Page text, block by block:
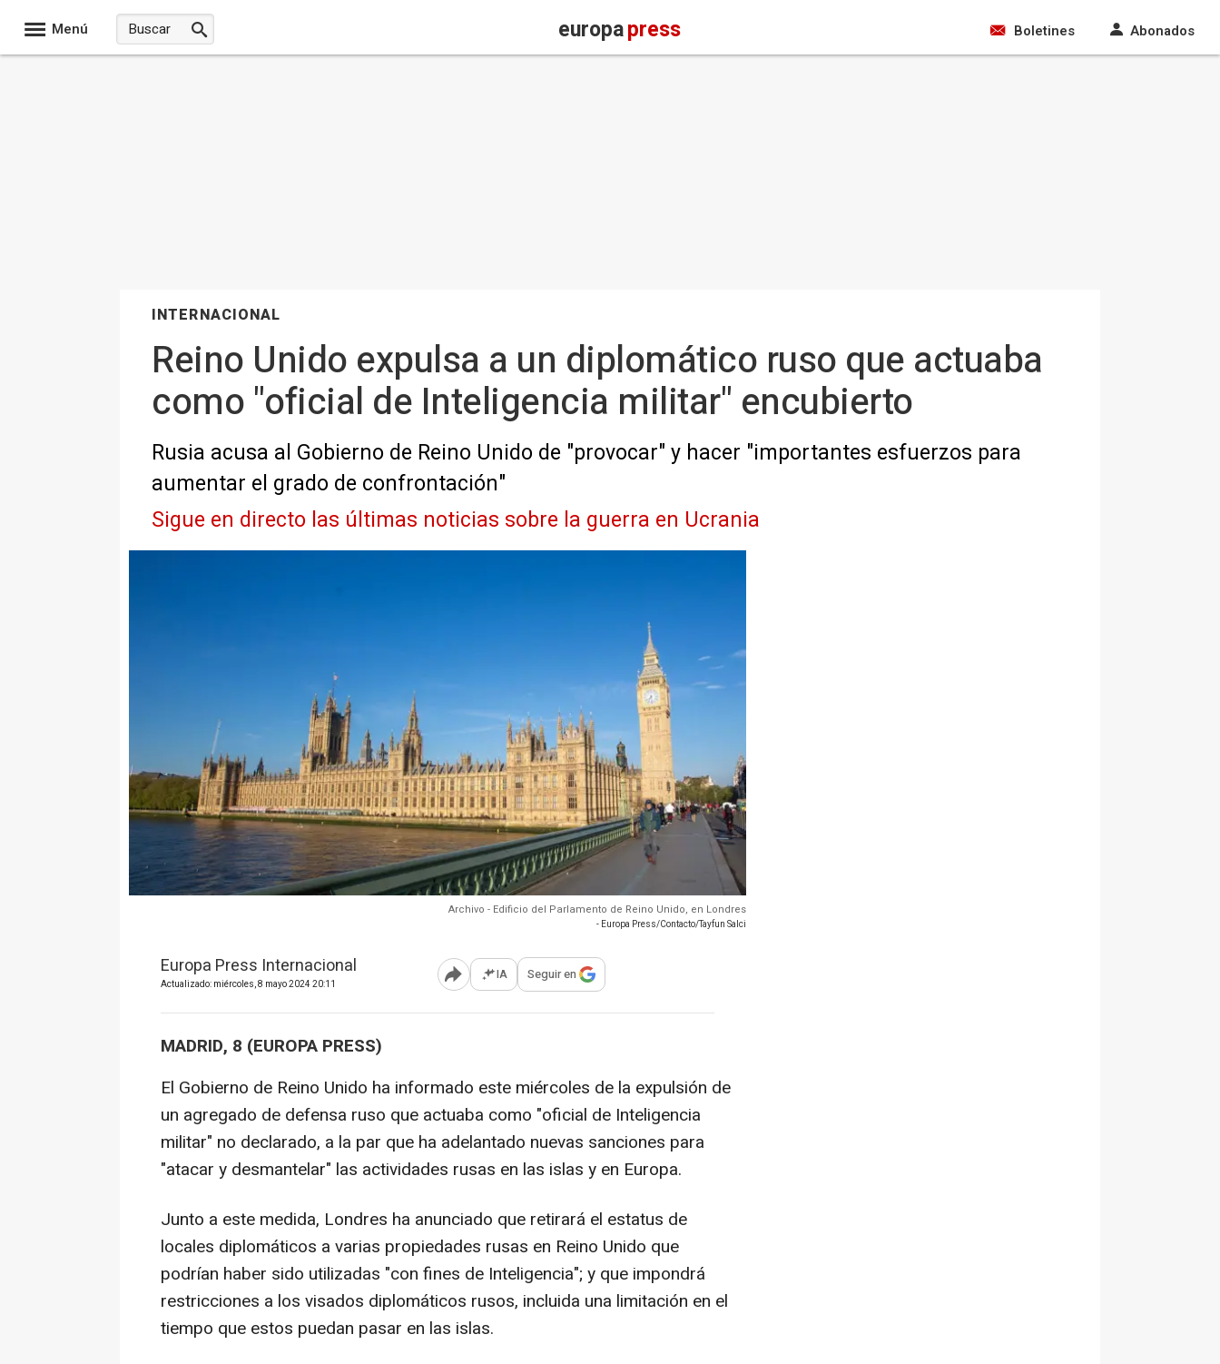
Menú europapress Boletines Abonados
INTERNACIONAL
Reino Unido expulsa a un diplomático ruso que actuaba
como "oficial de Inteligencia militar" encubierto
Rusia acusa al Gobierno de Reino Unido de "provocar" y hacer "importantes esfuerzos para
aumentar el grado de confrontación"
Sigue en directo las últimas noticias sobre la guerra en Ucrania
Archivo - Edificio del Parlamento de Reino Unido, en Londres
- Europa Press/Contacto/Tayfun Salci
Europa Press Internacional
Actualizado: miércoles, 8 mayo 2024 20:11 Abrir opciones para compartir
IA Seguir en
MADRID, 8 (EUROPA PRESS)
El Gobierno de Reino Unido ha informado este miércoles de la expulsión de
un agregado de defensa ruso que actuaba como "oficial de Inteligencia
militar" no declarado, a la par que ha adelantado nuevas sanciones para
"atacar y desmantelar" las actividades rusas en las islas y en Europa.
Junto a este medida, Londres ha anunciado que retirará el estatus de
locales diplomáticos a varias propiedades rusas en Reino Unido que
podrían haber sido utilizadas "con fines de Inteligencia"; y que impondrá
restricciones a los visados diplomáticos rusos, incluida una limitación en el
tiempo que estos puedan pasar en las islas.